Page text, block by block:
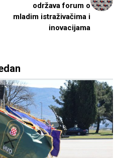
održava forum o
mladim istraživačima i
inovacijama